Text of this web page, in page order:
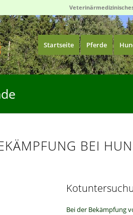
Startseite Pferde
BEI
Bei der Bekämpfung